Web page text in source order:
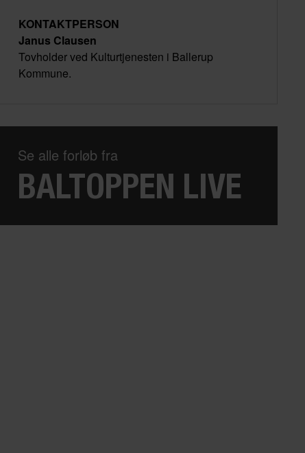
KONTAKTPERSON
Janus Clausen
Tovholder ved Kulturtjenesten i Ballerup
Kommune.
Se alle forløb fra
BALTOPPEN LIVE